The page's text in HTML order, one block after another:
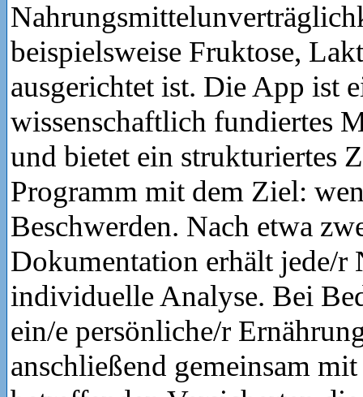
beispielsweise Fruktose,
ausgerichtet ist. Die App ist
wissenschaftlich fundiertes
und bietet ein strukturiertes
Programm mit dem Ziel:
Beschwerden. Nach etwa
Dokumentation erhält jede/r
individuelle Analyse. Bei
ein/e persönliche/r
anschließend gemeinsam